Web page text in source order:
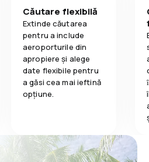
Căutare flexibilă
Extinde căutarea
pentru a include
aeroporturile din
apropiere și alege
date flexibile pentru
a găsi cea mai ieftină
opțiune.